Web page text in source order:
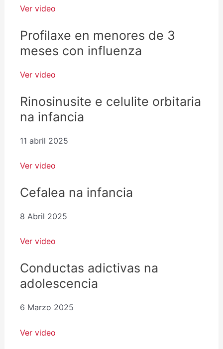
Ver video
Profilaxe en menores de 3
meses con influenza
Ver video
Rinosinusite e celulite orbitaria
na infancia
11 abril 2025
Ver video
Cefalea na infancia
8 Abril 2025
Ver video
Conductas adictivas na
adolescencia
6 Marzo 2025
Ver video